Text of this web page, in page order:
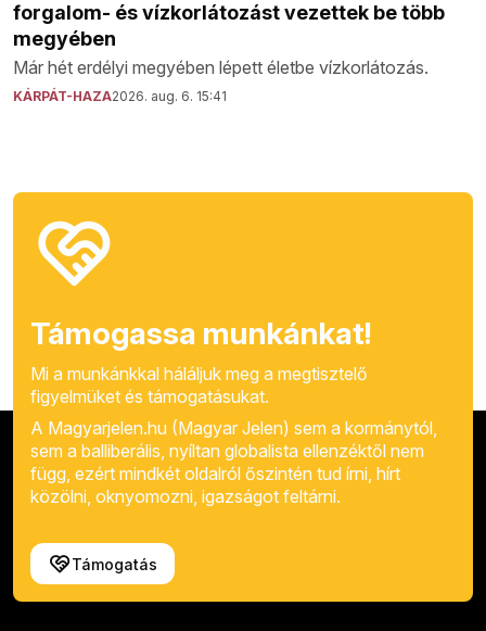
forgalom- és vízkorlátozást vezettek be több
megyében
Már hét erdélyi megyében lépett életbe vízkorlátozás.
KÁRPÁT-HAZA2026. aug. 6. 15:41
Támogassa munkánkat!
Mi a munkánkkal háláljuk meg a megtisztelő
figyelmüket és támogatásukat.
A Magyarjelen.hu (Magyar Jelen) sem a kormánytól,
sem a balliberális, nyíltan globalista ellenzéktől nem
függ, ezért mindkét oldalról őszintén tud írni, hírt
közölni, oknyomozni, igazságot feltárni.
Támogatás